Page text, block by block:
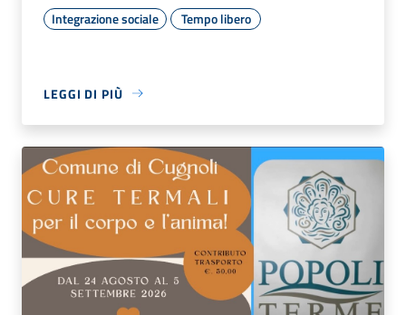
Integrazione sociale Tempo libero
LEGGI DI PIÙ